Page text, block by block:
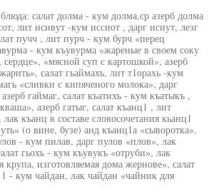
салат долма - кум долма,ср азерб долма
лит исивут -кум иссиот , дарг исиут, лезг
пучч , лит пурч - кум бурч «перец
- кум къувурма «жареные в своем соку
«мясной суп с картошкой», азерб
салат гьаймахъ, лит т1орахь -кум
«сливки с кипяченого молока», дарг
гаймаг, салат къатихъ - кум къатыкъ ,
азерб гатыг, салат къанц1 , лит
къанц в составе словосочетания кьанц1
(о вине, бузе) анд къанц1а «сыворотка»,
- кум пилав, дарг пулов «плов», лак
гьохъ - кум къувукъ «отруби», лак
изготовляемая дома жернове», салат
- кум чайдан, лак чайдан «чайник для